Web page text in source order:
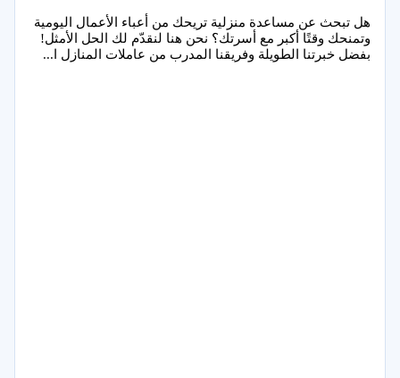
هل تبحث عن مساعدة منزلية تريحك من أعباء الأعمال اليومية
وتمنحك وقتًا أكبر مع أسرتك؟ نحن هنا لنقدّم لك الحل الأمثل!
بفضل خبرتنا الطويلة وفريقنا المدرب من عاملات المنازل ا...